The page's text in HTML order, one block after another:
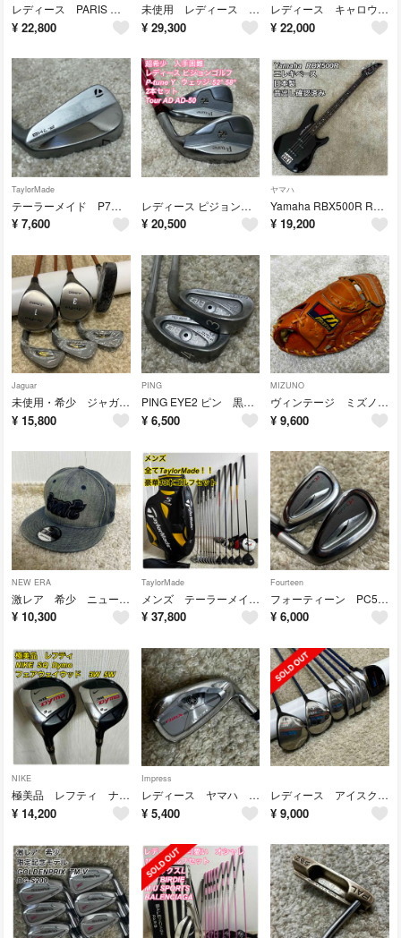
レディース PARIS ゴルフクラブセット キャディバッグ付き フレックスL
¥ 22,800
未使用 レディース キャロウェイ REVA キャディバッグ ヘッドカバー付き
¥ 29,300
レディース キャロウェイ レガシィ X-18 ユーティリティ アイアンセット L
¥ 22,000
TaylorMade
テーラーメイド P7MB 7番 アイアン 単品 DG ツアーイシュー S200
¥ 7,600
レディース ピジョンゴルフ P-tune ウェッジ 52° 58° TourAD
¥ 20,500
ヤマハ
Yamaha RBX500R Rock’n Road エレキベース ブラック
¥ 19,200
Jaguar
未使用・希少 ジャガースポーツ ジュニア用 ゴルフセット
¥ 15,800
PING
PING EYE2 ピン 黒ドット 3番 4番 アイアン KT-SHAFT
¥ 6,500
MIZUNO
ヴィンテージ ミズノ ファインプレイヤー 軟式 野球 キャッチャーミット
¥ 9,600
NEW ERA
激レア 希少 ニューエラ × ティーエムティー 限定コラボ デニム キャップ
¥ 10,300
TaylorMade
メンズ テーラーメイド 豪華13本 ゴルフセット キャディバッグ付き
¥ 37,800
Fourteen
フォーティーン PC555 P／A AW 2本セット フレックスS
¥ 6,000
NIKE
極美品 レフティ ナイキ サスクワッチ Dymo フェアウェイウッド 3W 5W
¥ 14,200
Impress
レディース ヤマハ インプレス RMX 7番 アイアン 単品 フレックスL
¥ 5,400
レディース アイスクルーズ リオナ ゴルフクラブセット 7本
¥ 9,000